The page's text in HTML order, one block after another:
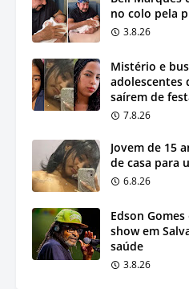
no colo pela
3.8.26
Mistério e
adolescentes
saírem de
7.8.26
Jovem de 15
de casa para
6.8.26
Edson
show em
saúde
3.8.26